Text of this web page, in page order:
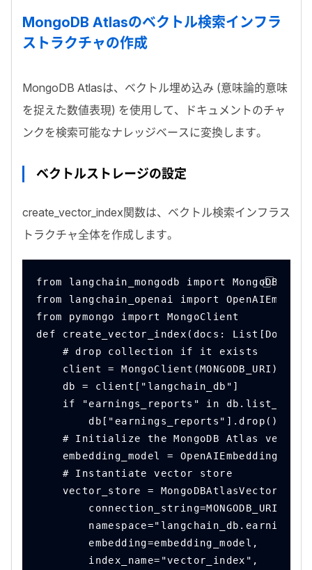
MongoDB Atlasのベクトル検索インフラ
ストラクチャの作成
MongoDB Atlasは、ベクトル埋め込み (意味論的意味
を捉えた数値表現) を使用して、ドキュメントのチャ
ンクを検索可能なナレッジベースに変換します。
ベクトルストレージの設定
create_vector_index関数は、ベクトル検索インフラス
トラクチャ全体を作成します。
from langchain_mongodb import
from langchain_openai import
from pymongo import MongoClient
def create_vector_index(docs:
    # drop collection if it exists
    client = MongoClient(MONGODB_URI)
    db = client["langchain_db"]
if "earnings_reports" in
        db["earnings_reports"].drop()
# Initialize the MongoDB Atlas vector
    embedding_model = OpenAIEmbeddings()
    # Instantiate vector store
vector_store =
        connection_string=MONGODB_URI,
        embedding=embedding_model,
        index_name="vector_index",